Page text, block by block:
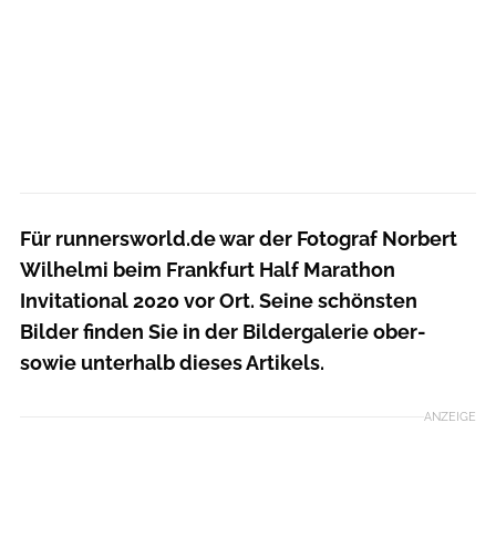
Für runnersworld.de war der Fotograf Norbert
Wilhelmi beim Frankfurt Half Marathon
Invitational 2020 vor Ort. Seine schönsten
Bilder finden Sie in der Bildergalerie ober-
sowie unterhalb dieses Artikels.
ANZEIGE